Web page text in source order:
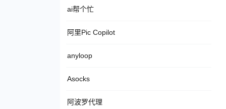
ai帮个忙
阿里Pic Copilot
anyloop
Asocks
阿波罗代理